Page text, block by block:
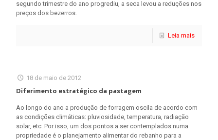
segundo trimestre do ano progrediu, a seca levou a reduções nos
preços dos bezerros.
Leia mais
18 de maio de 2012
Diferimento estratégico da pastagem
Ao longo do ano a produção de forragem oscila de acordo com
as condições climáticas: pluviosidade, temperatura, radiação
solar, etc. Por isso, um dos pontos a ser contemplados numa
propriedade é o planejamento alimentar do rebanho para a